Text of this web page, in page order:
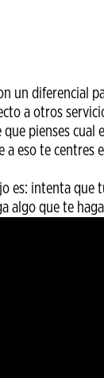
un diferencial
a otros
que pienses cual
a eso te centres
es: intenta que
algo que te